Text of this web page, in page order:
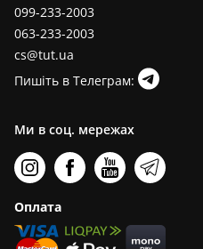
099-233-2003
063-233-2003
cs@tut.ua
Пишіть в Телеграм:
Ми в соц. мережах
Оплата